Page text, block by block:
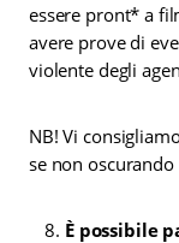
essere pront* a
avere prove di
violente degli
NB! Vi
se non
È possibile